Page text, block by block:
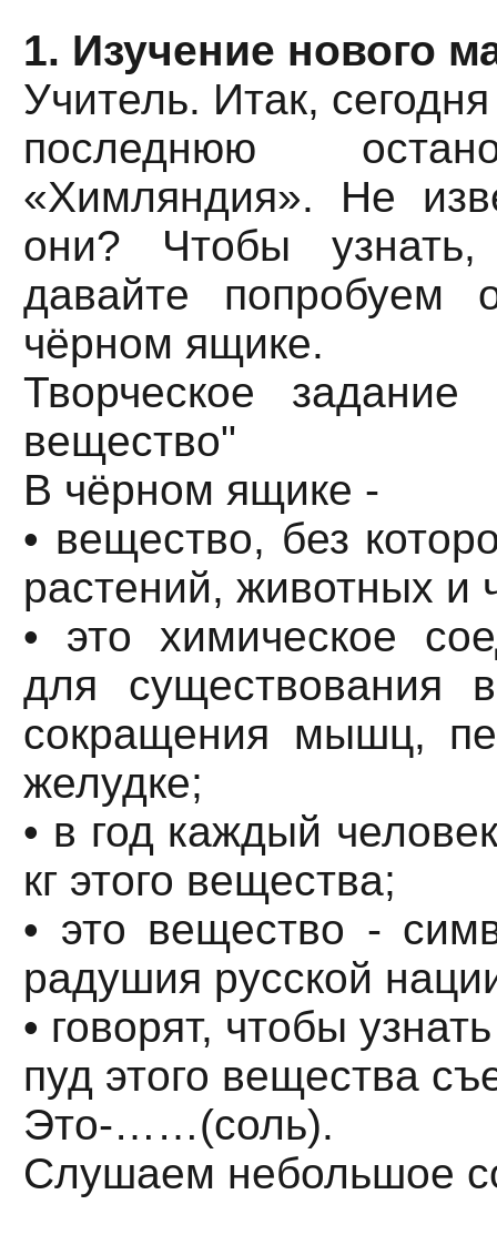
1. Изучение нового
Учитель. Итак,
последнюю
«Химляндия». Не
они? Чтобы
давайте попробуем
чёрном ящике.
Творческое задание
вещество"
В чёрном ящике -
• вещество, без
растений, животных и
• это химическое
для существования
сокращения мышц,
желудке;
• в год каждый
кг этого вещества;
• это вещество -
радушия русской
• говорят, чтобы
пуд этого вещества
Это-……(соль).
Слушаем небольшое